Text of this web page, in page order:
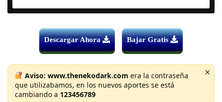
Descargar Ahora Bajar Gratis
Aviso: www.thenekodark.com era la contraseña
que utilizabamos, en los nuevos aportes se está
cambiando a 123456789
×